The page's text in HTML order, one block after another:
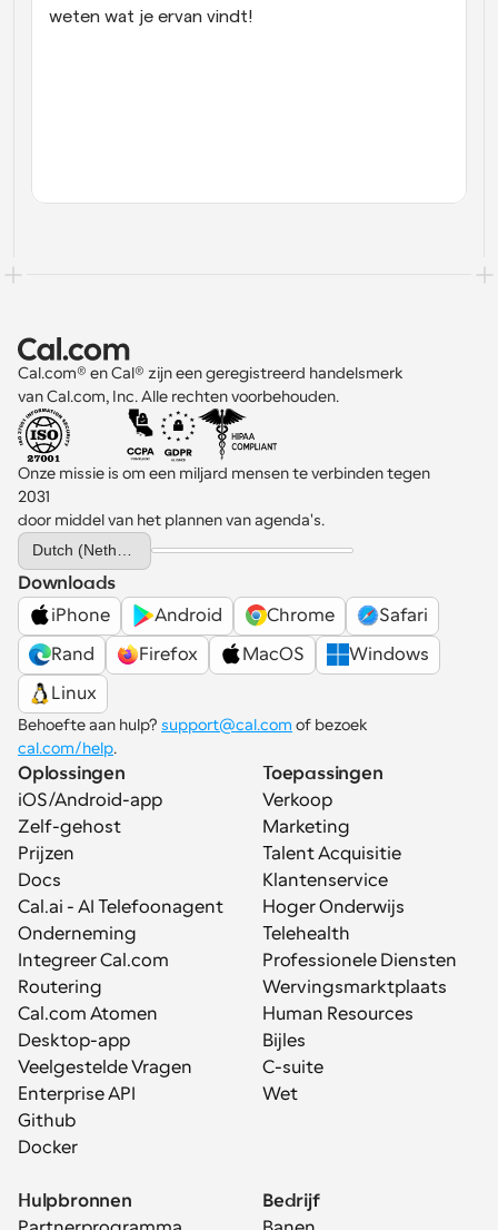
weten wat je ervan vindt!
Cal.com® en Cal® zijn een geregistreerd handelsmerk
van Cal.com, Inc. Alle rechten voorbehouden.
Onze missie is om een miljard mensen te verbinden tegen
2031
door middel van het plannen van agenda's.
Select Language
Downloads
iPhone
Android Chrome
Safari
Rand
Firefox MacOS
Windows
Linux
Behoefte aan hulp? support@cal.com
cal.com/help.
Oplossingen
iOS/Android-app
Zelf-gehost
Prijzen
Docs
Cal.ai - AI Telefoonagent
Onderneming
Integreer Cal.com
Routering
Cal.com Atomen
Desktop-app
Veelgestelde Vragen
Enterprise API
Github
Docker
Toepassingen
Verkoop
Marketing
Talent Acquisitie
Klantenservice
Hoger Onderwijs
Telehealth
Professionele Diensten
Wervingsmarktplaats
Human Resources
Bijles
C-suite
Wet
Hulpbronnen
Bedrijf